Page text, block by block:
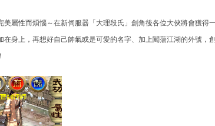
屬性而煩惱～在新伺服器「大理段氏」創角後各位大俠將會獲得
身上，再想好自己帥氣或是可愛的名字、加上闖蕩江湖的外號，